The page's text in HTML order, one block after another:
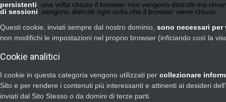
persistenti: una volta chiuso il browser non vengono distrutti ma
di sessioni: vengono distrutti ogni volta che il browser viene chiuso
Questi cookie, inviati sempre dal nostro dominio, sono necessari per
non modifichi le impostazioni nel proprio browser (inficiando così la
Cookie analitici
I cookie in questa categoria vengono utilizzati per collezionare
Sito e per rendere i contenuti più interessanti e attinenti ai desideri
inviati dal Sito Stesso o da domini di terze parti.